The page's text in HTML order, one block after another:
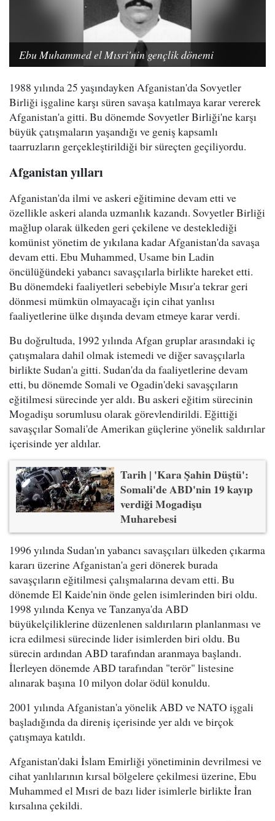
Ebu Muhammed el Mısri'nin gençlik dönemi
1988 yılında 25 yaşındayken Afganistan'da Sovyetler
Birliği işgaline karşı süren savaşa katılmaya karar vererek
Afganistan'a gitti. Bu dönemde Sovyetler Birliği'ne karşı
büyük çatışmaların yaşandığı ve geniş kapsamlı
taarruzların gerçekleştirildiği bir süreçten geçiliyordu.
Afganistan yılları
Afganistan'da ilmi ve askeri eğitimine devam etti ve
özellikle askeri alanda uzmanlık kazandı. Sovyetler Birliği
mağlup olarak ülkeden geri çekilene ve desteklediği
komünist yönetim de yıkılana kadar Afganistan'da savaşa
devam etti. Ebu Muhammed, Usame bin Ladin
öncülüğündeki yabancı savaşçılarla birlikte hareket etti.
Bu dönemdeki faaliyetleri sebebiyle Mısır'a tekrar geri
dönmesi mümkün olmayacağı için cihat yanlısı
faaliyetlerine ülke dışında devam etmeye karar verdi.
Bu doğrultuda, 1992 yılında Afgan gruplar arasındaki iç
çatışmalara dahil olmak istemedi ve diğer savaşçılarla
birlikte Sudan'a gitti. Sudan'da da faaliyetlerine devam
etti, bu dönemde Somali ve Ogadin'deki savaşçıların
eğitilmesi sürecinde yer aldı. Bu askeri eğitim sürecinin
Mogadişu sorumlusu olarak görevlendirildi. Eğittiği
savaşçılar Somali'de Amerikan güçlerine yönelik saldırılar
içerisinde yer aldılar.
Tarih | 'Kara Şahin Düştü':
Somali'de ABD'nin 19 kayıp
verdiği Mogadişu
Muharebesi
1996 yılında Sudan'ın yabancı savaşçıları ülkeden çıkarma
kararı üzerine Afganistan'a geri dönerek burada
savaşçıların eğitilmesi çalışmalarına devam etti. Bu
dönemde El Kaide'nin önde gelen isimlerinden biri oldu.
1998 yılında Kenya ve Tanzanya'da ABD
büyükelçiliklerine düzenlenen saldırıların planlanması ve
icra edilmesi sürecinde lider isimlerden biri oldu. Bu
sürecin ardından ABD tarafından aranmaya başlandı.
İlerleyen dönemde ABD tarafından "terör" listesine
alınarak başına 10 milyon dolar ödül konuldu.
2001 yılında Afganistan'a yönelik ABD ve NATO işgali
başladığında da direniş içerisinde yer aldı ve birçok
çatışmaya katıldı.
Afganistan'daki İslam Emirliği yönetiminin devrilmesi ve
cihat yanlılarının kırsal bölgelere çekilmesi üzerine, Ebu
Muhammed el Mısri de bazı lider isimlerle birlikte İran
kırsalına çekildi.